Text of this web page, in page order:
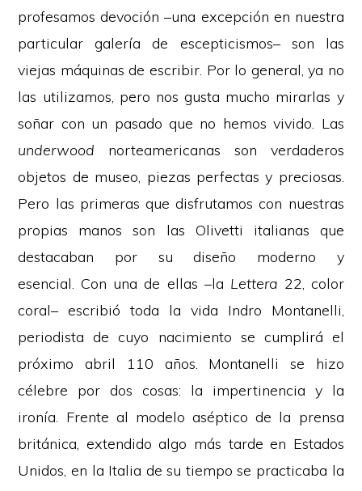
profesamos devoción –una excepción en nuestra
particular galería de escepticismos– son las
viejas máquinas de escribir. Por lo general, ya no
las utilizamos, pero nos gusta mucho mirarlas y
soñar con un pasado que no hemos vivido. Las
underwood norteamericanas son verdaderos
objetos de museo, piezas perfectas y preciosas.
Pero las primeras que disfrutamos con nuestras
propias manos son las Olivetti italianas que
destacaban por su diseño moderno y
esencial. Con una de ellas –la Lettera 22, color
coral– escribió toda la vida Indro Montanelli,
periodista de cuyo nacimiento se cumplirá el
próximo abril 110 años. Montanelli se hizo
célebre por dos cosas: la impertinencia y la
ironía. Frente al modelo aséptico de la prensa
británica, extendido algo más tarde en Estados
Unidos, en la Italia de su tiempo se practicaba la